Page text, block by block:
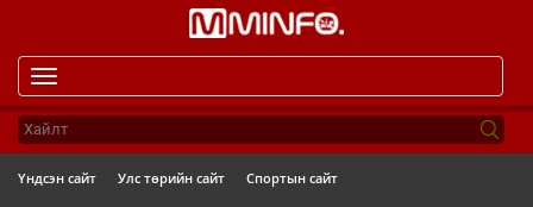
navigation
Үндсэн сайт Улс төрийн сайт Спортын сайт